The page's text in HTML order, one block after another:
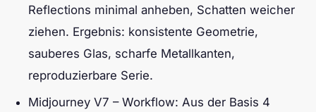
Reflections minimal anheben, Schatten weicher
ziehen. Ergebnis: konsistente Geometrie,
sauberes Glas, scharfe Metallkanten,
reproduzierbare Serie.
Midjourney V7 – Workflow: Aus der Basis 4